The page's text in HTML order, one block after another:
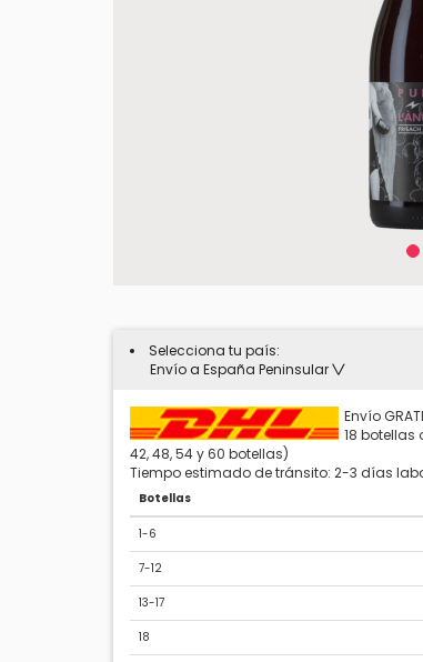
Selecciona tu país:
Envío a España Peninsular
Envío
18 botellas
42, 48, 54 y 60 botellas)
Tiempo estimado de tránsito: 2-3 días
Botellas
1-6
7-12
13-17
18